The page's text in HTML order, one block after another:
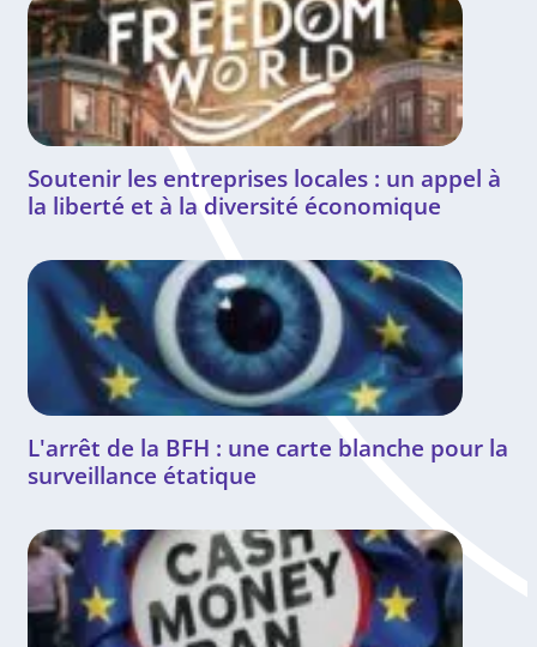
Soutenir les entreprises locales : un appel à
la liberté et à la diversité économique
L'arrêt de la BFH : une carte blanche pour la
surveillance étatique